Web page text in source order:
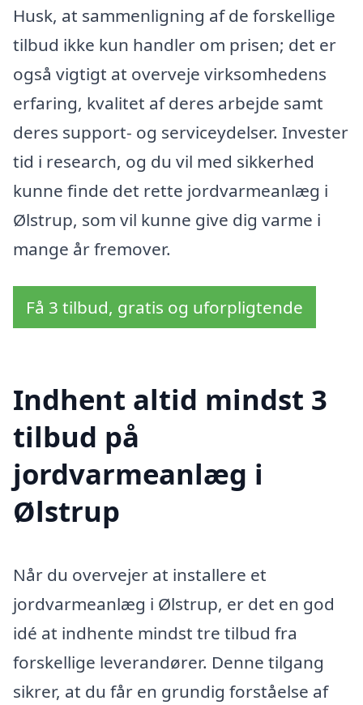
Husk, at sammenligning af de forskellige
tilbud ikke kun handler om prisen; det er
også vigtigt at overveje virksomhedens
erfaring, kvalitet af deres arbejde samt
deres support- og serviceydelser. Invester
tid i research, og du vil med sikkerhed
kunne finde det rette jordvarmeanlæg i
Ølstrup, som vil kunne give dig varme i
mange år fremover.
Få 3 tilbud, gratis og uforpligtende
Indhent altid mindst 3
tilbud på
jordvarmeanlæg i
Ølstrup
Når du overvejer at installere et
jordvarmeanlæg i Ølstrup, er det en god
idé at indhente mindst tre tilbud fra
forskellige leverandører. Denne tilgang
sikrer, at du får en grundig forståelse af